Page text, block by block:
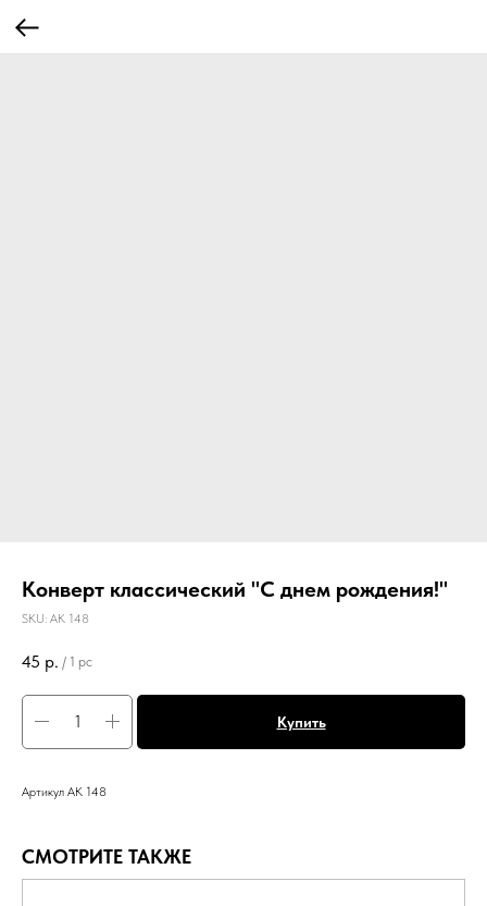
Конверт классический "С днем рождения!"
SKU: АК 148
45 р. / 1 pc
Купить
Артикул АК 148
СМОТРИТЕ ТАКЖЕ